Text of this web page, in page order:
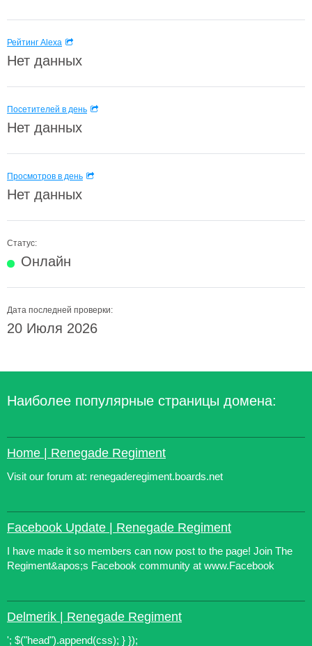
Рейтинг Alexa
Нет данных
Посетителей в день
Нет данных
Просмотров в день
Нет данных
Статус:
Онлайн
Дата последней проверки:
20 Июля 2026
Наиболее популярные страницы домена:
Home | Renegade Regiment
Visit our forum at: renegaderegiment.boards.net
Facebook Update | Renegade Regiment
I have made it so members can now post to the page! Join The
Regiment&apos;s Facebook community at www.Facebook
Delmerik | Renegade Regiment
'; $("head").append(css); } });